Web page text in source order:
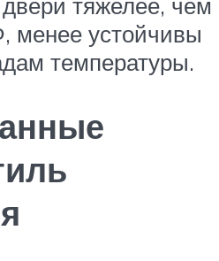
менее устойчивы
температуры.